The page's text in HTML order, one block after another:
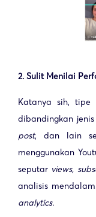
2. Sulit Menilai
Katanya sih, tipe
dibandingkan jenis
post, dan lain
menggunakan
seputar views,
analisis
analytics.